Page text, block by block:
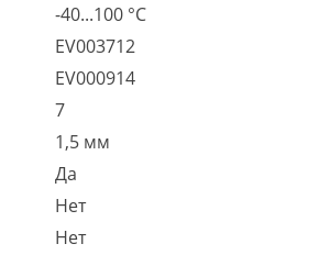
-40...100 °C
EV003712
EV000914
7
1,5 мм
Да
Нет
Нет